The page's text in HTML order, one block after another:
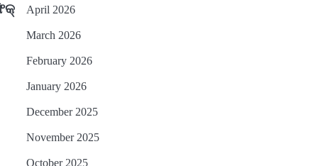
4
5
April 2026
March 2026
February 2026
January 2026
December 2025
November 2025
October 2025